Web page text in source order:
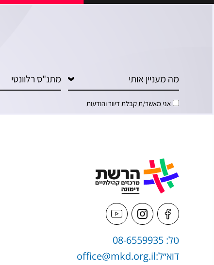
אני מאשר/ת קבלת דיוור והודעות
טל: 08-6559935
דוא״ל:office@mkd.org.il